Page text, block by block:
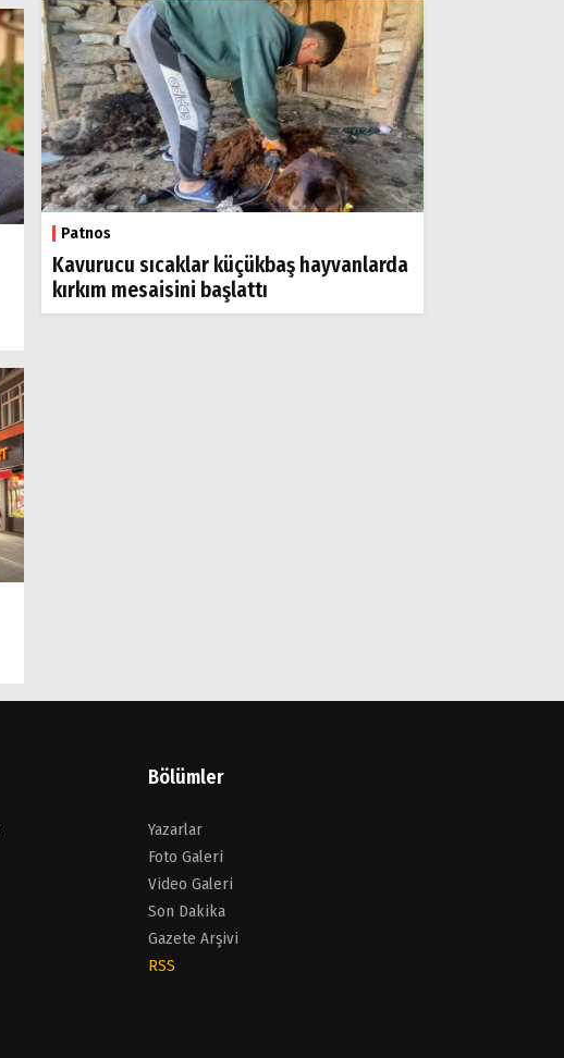
Patnos
Kavurucu sıcaklar küçükbaş hayvanlarda
kırkım mesaisini başlattı
Bölümler
Yazarlar
Foto Galeri
Video Galeri
Son Dakika
Gazete Arşivi
RSS